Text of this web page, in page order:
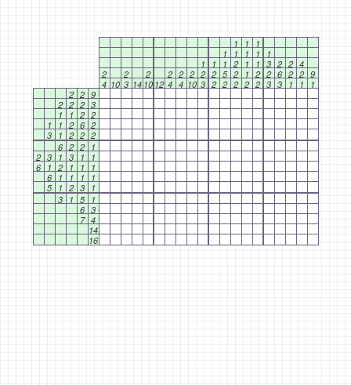
1 1
1
1
1 1 1
1
1
1 1 2 1 1 3 2 2 4
2
2 2 2 2 2 2 2 5 2 1 2 2 6 2 2 9
4 10 3 14 10 12 4 4 10 3 2 2 2 2 2 3 3 1 1
1
2 2 9
2 2 2 3
1
1 2 2
1
1 2 6 2
3
1 2 2 2
6 2 2
1
2 3 1 3 1
1
6
1 2 1 1
1
6
1 1 1
1
5
1 2 3
1
3
1 5
1
6 3
7 4
14
16